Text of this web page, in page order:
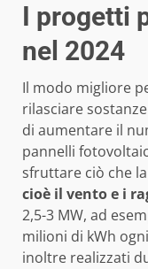
I progetti
nel 2024
Il modo migliore
rilasciare
di aumentare il
pannelli
sfruttare ciò che
cioè il vento e i
2,5-3 MW, ad
milioni di kWh
inoltre realizzati